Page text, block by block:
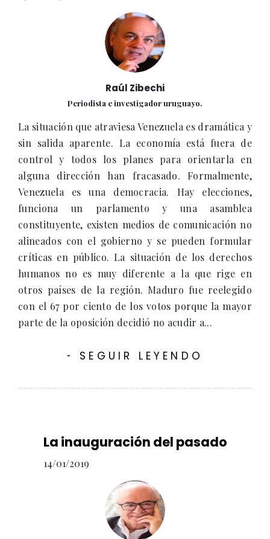
Raúl Zibechi
Periodista e investigador uruguayo.
La situación que atraviesa Venezuela es dramática y
sin salida aparente. La economía está fuera de
control y todos los planes para orientarla en
alguna dirección han fracasado. Formalmente,
Venezuela es una democracia. Hay elecciones,
funciona un parlamento y una asamblea
constituyente, existen medios de comunicación no
alineados con el gobierno y se pueden formular
críticas en público. La situación de los derechos
humanos no es muy diferente a la que rige en
otros países de la región. Maduro fue reelegido
con el 67 por ciento de los votos porque la mayor
parte de la oposición decidió no acudir a...
- SEGUIR LEYENDO
La inauguración del pasado
14/01/2019